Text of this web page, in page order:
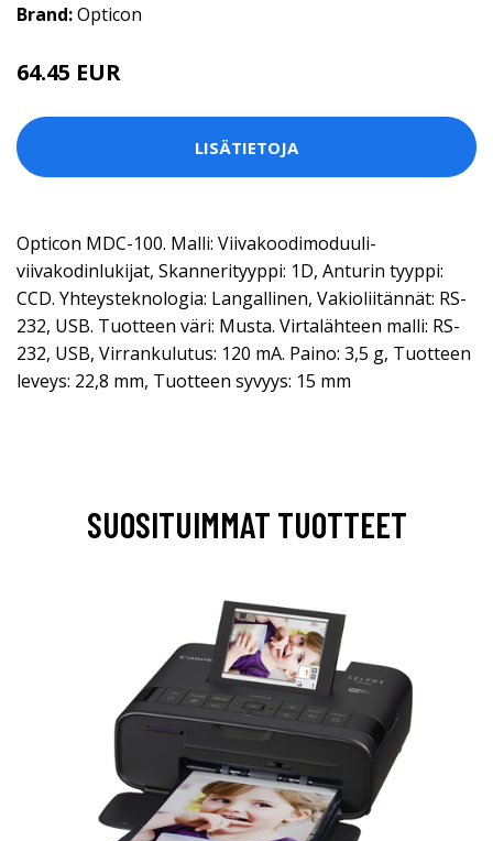
Brand:Opticon
64.45 EUR
LISÄTIETOJA
Opticon MDC-100. Malli: Viivakoodimoduuli-
viivakodinlukijat, Skannerityyppi: 1D, Anturin tyyppi:
CCD. Yhteysteknologia: Langallinen, Vakioliitännät: RS-
232, USB. Tuotteen väri: Musta. Virtalähteen malli: RS-
232, USB, Virrankulutus: 120 mA. Paino: 3,5 g, Tuotteen
leveys: 22,8 mm, Tuotteen syvyys: 15 mm
SUOSITUIMMAT TUOTTEET